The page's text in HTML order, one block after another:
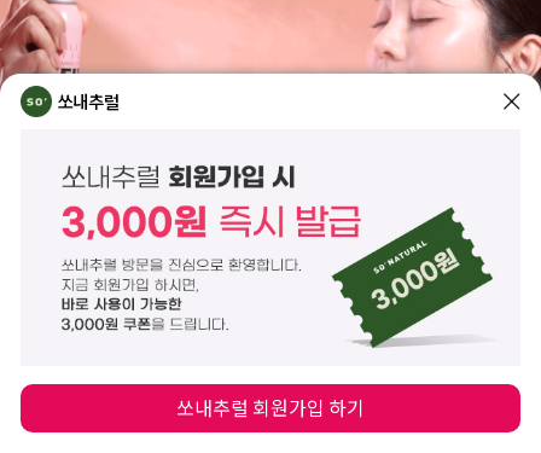
쏘내추럴
쏘내추럴 회원가입 하기